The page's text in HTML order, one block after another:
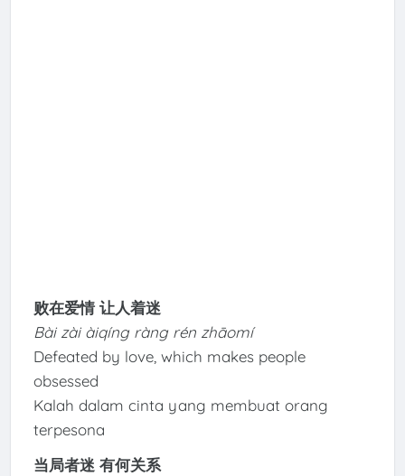
败在爱情 让人着迷
Bài zài àiqíng ràng rén zhāomí
Defeated by love, which makes people
obsessed
Kalah dalam cinta yang membuat orang
terpesona
当局者迷 有何关系